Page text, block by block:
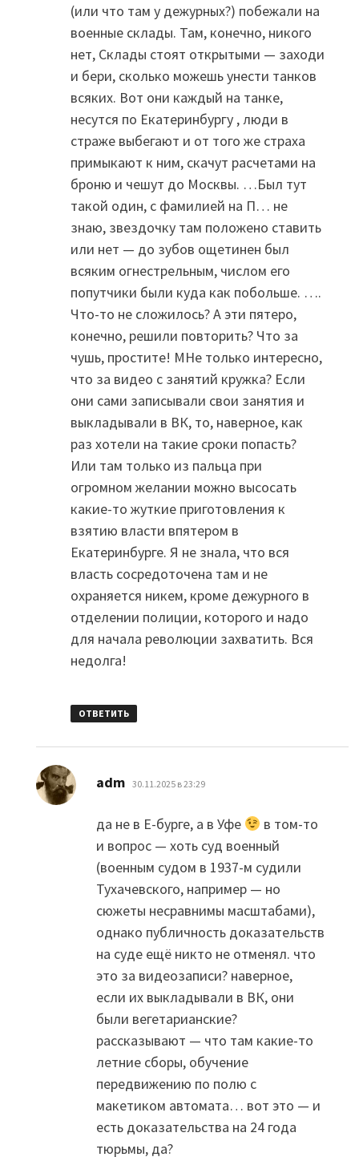
(или что там у дежурных?) побежали на
военные склады. Там, конечно, никого
нет, Склады стоят открытыми — заходи
и бери, сколько можешь унести танков
всяких. Вот они каждый на танке,
несутся по Екатеринбургу , люди в
страже выбегают и от того же страха
примыкают к ним, скачут расчетами на
броню и чешут до Москвы. …Был тут
такой один, с фамилией на П… не
знаю, звездочку там положено ставить
или нет — до зубов ощетинен был
всяким огнестрельным, числом его
попутчики были куда как побольше. ….
Что-то не сложилось? А эти пятеро,
конечно, решили повторить? Что за
чушь, простите! МНе только интересно,
что за видео с занятий кружка? Если
они сами записывали свои занятия и
выкладывали в ВК, то, наверное, как
раз хотели на такие сроки попасть?
Или там только из пальца при
огромном желании можно высосать
какие-то жуткие приготовления к
взятию власти впятером в
Екатеринбурге. Я не знала, что вся
власть сосредоточена там и не
охраняется никем, кроме дежурного в
отделении полиции, которого и надо
для начала революции захватить. Вся
недолга!
ОТВЕТИТЬ
adm: 30.11.2025 в 23:29
да не в Е-бурге, а в Уфе
в том-то
и вопрос — хоть суд военный
(военным судом в 1937-м судили
Тухачевского, например — но
сюжеты несравнимы масштабами),
однако публичность доказательств
на суде ещё никто не отменял. что
это за видеозаписи? наверное,
если их выкладывали в ВК, они
были вегетарианские?
рассказывают — что там какие-то
летние сборы, обучение
передвижению по полю с
макетиком автомата… вот это — и
есть доказательства на 24 года
тюрьмы, да?